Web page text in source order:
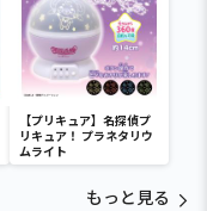
【プリキュア】名探偵プ
リキュア！ プラネタリウ
ムライト
もっと見る